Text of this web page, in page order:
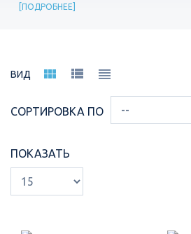
ПОДРОБНЕЕ
ВИД
СОРТИРОВКА ПО
ПОКАЗАТЬ